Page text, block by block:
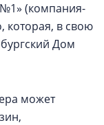
(компания-
которая, в свою
Дом
может